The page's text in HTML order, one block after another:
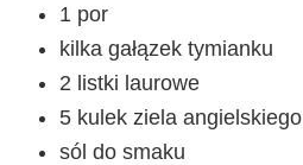
1 por
kilka gałązek tymianku
2 listki laurowe
5 kulek ziela angielskiego
sól do smaku